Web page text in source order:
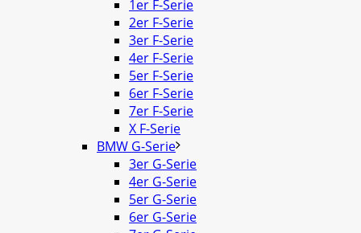
1er F-Serie
2er F-Serie
3er F-Serie
4er F-Serie
5er F-Serie
6er F-Serie
7er F-Serie
X F-Serie
BMW G-Serie
3er G-Serie
4er G-Serie
5er G-Serie
6er G-Serie